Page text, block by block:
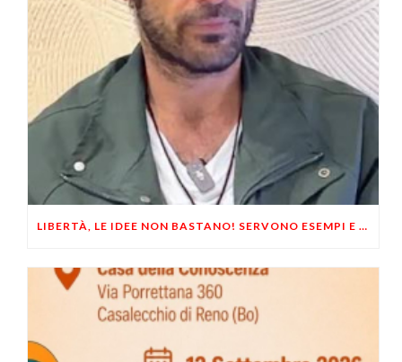
LIBERTÀ, LE IDEE NON BASTANO! SERVONO ESEMPI E UN PO’ DI COERENZA